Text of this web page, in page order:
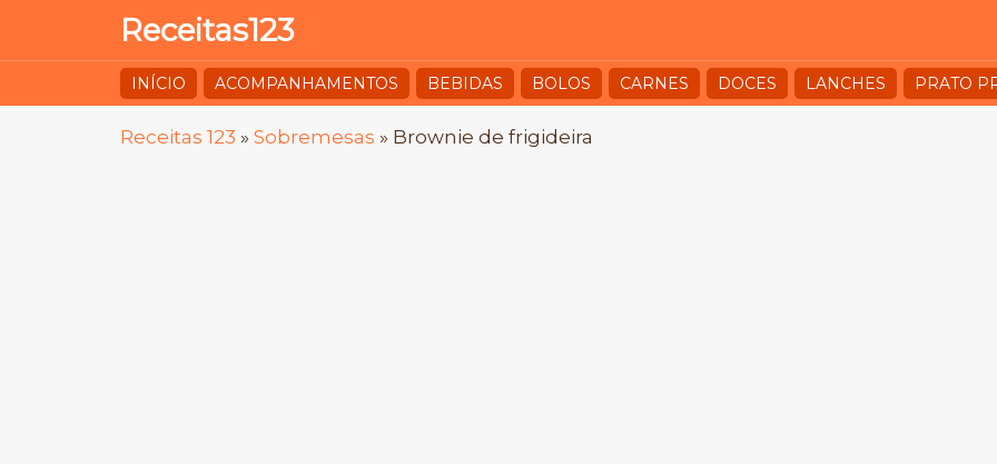
Receitas123
INÍCIO ACOMPANHAMENTOS BEBIDAS BOLOS CARNES DOCES LANCHES PRATO
Receitas 123 » Sobremesas » Brownie de frigideira